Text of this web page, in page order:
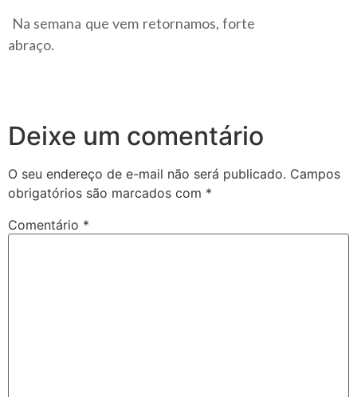
Na semana que vem retornamos, forte
abraço.
Deixe um comentário
O seu endereço de e-mail não será publicado. Campos
obrigatórios são marcados com *
Comentário *